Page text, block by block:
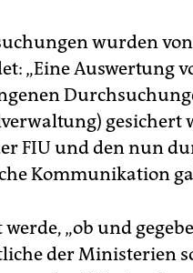
wurden
„Eine Auswertung
gesichert
FIU und den nun
Kommunikation
„ob und
der Ministerien